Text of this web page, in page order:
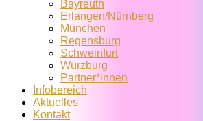
Bayreuth
Erlangen/Nürnberg
München
Regensburg
Schweinfurt
Würzburg
Partner*innen
Infobereich
Aktuelles
Kontakt